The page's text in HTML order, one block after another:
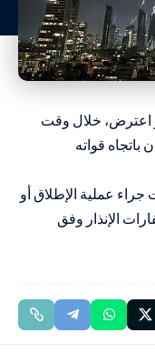
اعترض، خلال وقت
قواته
عملية الإطلاق أو
الإنذار وفق